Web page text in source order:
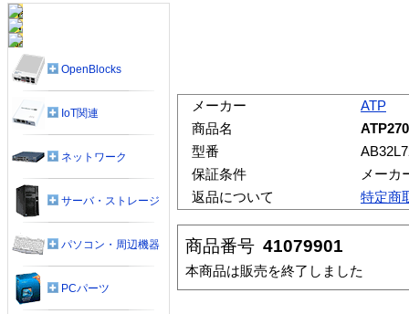
メーカー
ATP
商品名
型番
保証条件
メーカ
返品について
特定商
商品番号 41079901
本商品は販売を終了しました
OpenBlocks
IoT関連
ネットワーク
サーバ・ストレージ
パソコン・周辺機器
PCパーツ